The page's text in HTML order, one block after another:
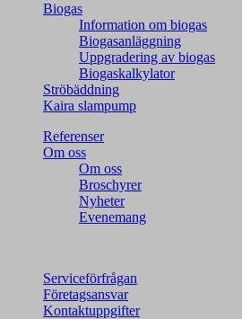
Biogas
Information om biogas
Biogasanläggning
Uppgradering av biogas
Biogaskalkylator
Ströbäddning
Kaira slampump
Referenser
Om oss
Om oss
Broschyrer
Nyheter
Evenemang
Serviceförfrågan
Företagsansvar
Kontaktuppgifter